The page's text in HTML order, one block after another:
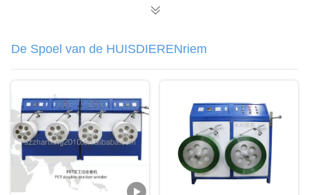
De Spoel van de HUISDIERENriem